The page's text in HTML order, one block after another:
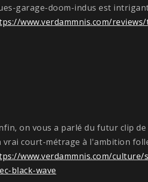
garage-doom-indus est
www.verdammnis.com/
on vous a parlé du futur clip de
vrai court-métrage à l'ambition
www.verdammnis.com/
black-wave